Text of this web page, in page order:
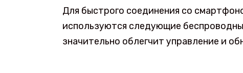
Для быстрого соединения со
используются следующие
значительно облегчит управление и